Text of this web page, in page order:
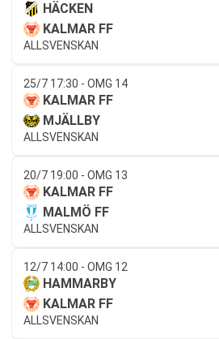
HÄCKEN
KALMAR FF
ALLSVENSKAN
25/7 17:30 - OMG 14
KALMAR FF
MJÄLLBY
ALLSVENSKAN
20/7 19:00 - OMG 13
KALMAR FF
MALMÖ FF
ALLSVENSKAN
12/7 14:00 - OMG 12
HAMMARBY
KALMAR FF
ALLSVENSKAN